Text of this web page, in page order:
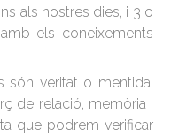
als nostres dies, i 3 o
els coneixements
són veritat o mentida,
de relació, memòria i
que podrem verificar